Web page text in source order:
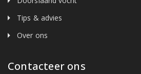
Tips & advies
Over ons
Contacteer ons